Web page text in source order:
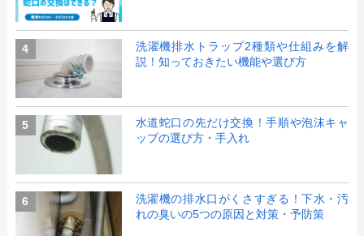
4
洗濯機排水トラップ2種類や仕組みを解
説！知っておきたい機能や選び方
5
水道蛇口の先だけ交換！手順や泡沫キャ
ップの選び方・手入れ
6
洗濯機の排水口がくさすぎる！下水・汚
れの臭いの5つの原因と対策・予防策